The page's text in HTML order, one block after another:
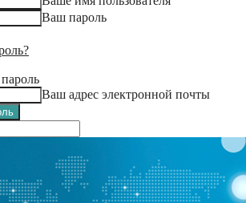
Ваш пароль
Ваш адрес электронной почты